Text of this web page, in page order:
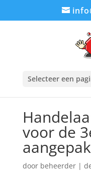
Selecteer een
voor de
door beheerder|